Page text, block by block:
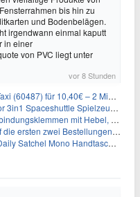
bis hin zu
und Bodenbelägen.
irgendwann einmal kaputt
in einer
von PVC liegt unter
vor 8 Stunden
für 10,40€ – 2 Minifiguren
Spaceshuttle Spielzeug für 6,39€
mit Hebel, 50 Stück für 14,99€
zwei Bestellungen für Neukunden
Mono Handtasche für 73,97€